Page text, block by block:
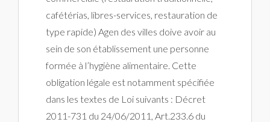
cafétérias, libres-services, restauration de
type rapide) Agen des villes doive avoir au
sein de son établissement une personne
formée à l’hygiène alimentaire. Cette
obligation légale est notamment spécifiée
dans les textes de Loi suivants : Décret
2011-731 du 24/06/2011, Art.233.6 du